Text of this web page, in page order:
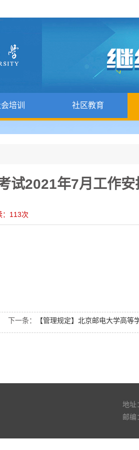
培训 社区教育
试2021年7月工作安
113次
下一条： 【管理规定】北京邮电大学高等学历继续教育学生管
地址
邮编